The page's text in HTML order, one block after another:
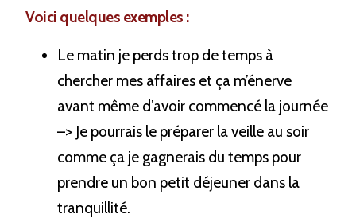
Voici quelques exemples :
Le matin je perds trop de temps à
chercher mes affaires et ça m’énerve
avant même d’avoir commencé la journée
–> Je pourrais le préparer la veille au soir
comme ça je gagnerais du temps pour
prendre un bon petit déjeuner dans la
tranquillité.